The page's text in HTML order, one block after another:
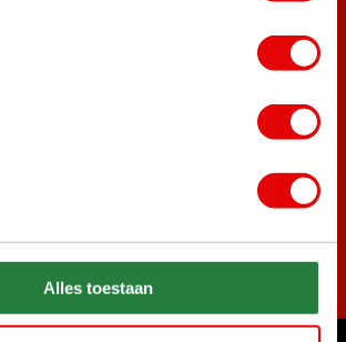
Alles toestaan
klanten hebben zich al
de nieuwsbrief en mis nooit meer de beste
Abonneer